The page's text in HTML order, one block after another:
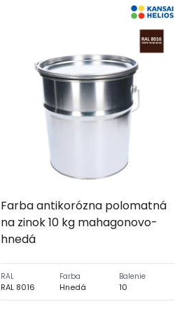
Farba antikorózna polomatná
na zinok 10 kg mahagonovo-
hnedá
RAL
RAL 8016
Farba
Hnedá
Balenie
10